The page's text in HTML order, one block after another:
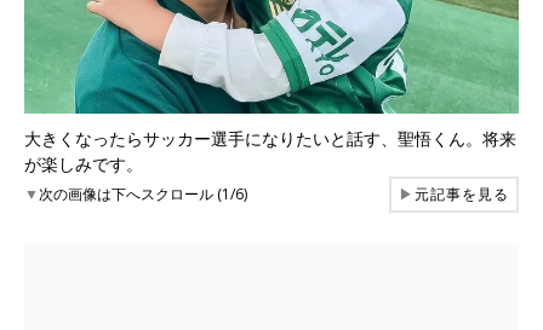
大きくなったらサッカー選手になりたいと話す、聖悟くん。将来
が楽しみです。
▼次の画像は下へスクロール (1/6) ▶元記事を見る